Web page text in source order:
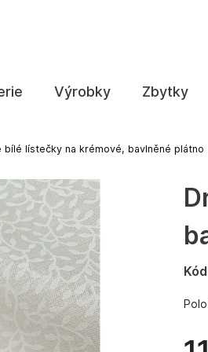
Výrobky Zbytky
bílé lístečky na krémové, bavlněné plátno
Co potřebujete najít?
Doporučujeme